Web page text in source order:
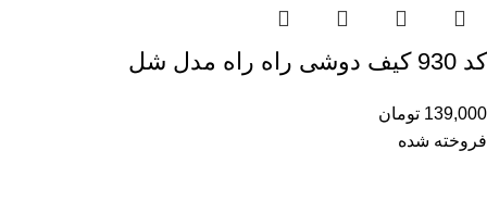
کد 930 کیف دوشی راه راه مدل شل
139,000 تومان
فروخته شده